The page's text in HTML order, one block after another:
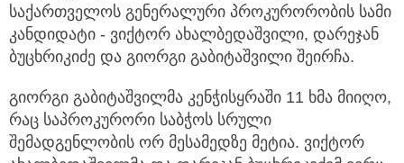
საქართველოს გენერალური პროკურორობის სამი
კანდიდატი - ვიქტორ ახალბედაშვილი, დარეჯან
ბუცხრიკიძე და გიორგი გაბიტაშვილი შეირჩა.
გიორგი გაბიტაშვილმა კენჭისყრაში 11 ხმა მიიღო,
რაც საპროკურორი საბჭოს სრული
შემადგენლობის ორ მესამედზე მეტია. ვიქტორ